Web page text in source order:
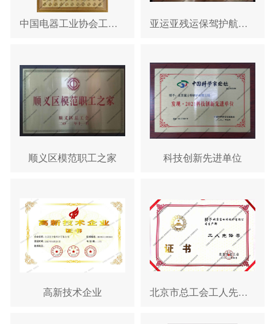
中国电器工业协会工业锅炉分会团体理事单位 亚运亚残运保驾护航荣誉单位
顺义区模范职工之家 科技创新先进单位
高新技术企业 北京市总工会工人先锋号